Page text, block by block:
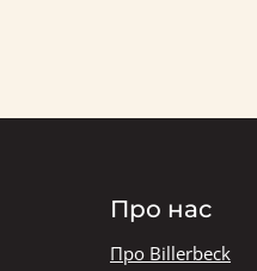
Про нас
Про Billerbeck